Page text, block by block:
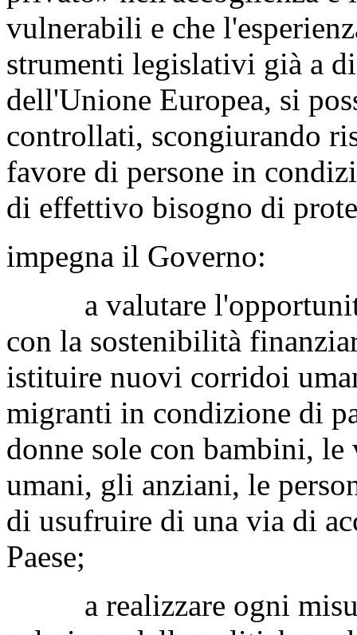
vulnerabili e che
strumenti legislativi già a
dell'Unione Europea, si
controllati, scongiurando
favore di persone in
di effettivo bisogno di
impegna il Governo:
a valutare l'opportunità
con la sostenibilità
istituire nuovi corridoi
migranti in condizione di
donne sole con bambini,
umani, gli anziani, le
di usufruire di una via di
Paese;
a realizzare ogni